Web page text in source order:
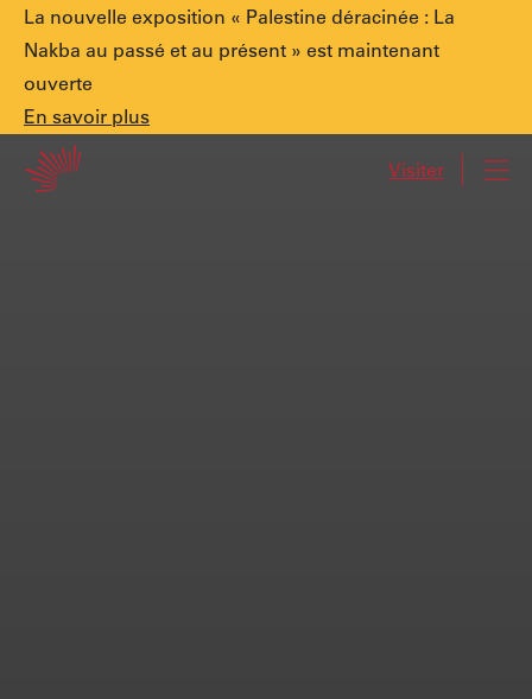
Annonce
spéciale.
La nouvelle exposition « Palestine déracinée : La
Nakba au passé et au présent » est maintenant
ouverte
En
savoir
plus
En savoir plus
Accueil Visiter